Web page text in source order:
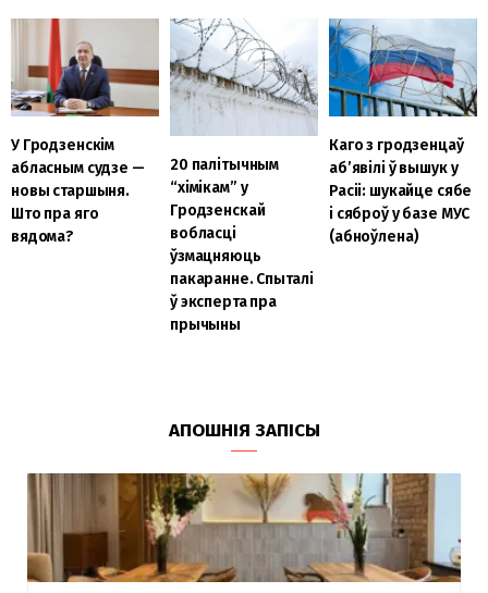
У Гродзенскім
абласным судзе —
новы старшыня.
Што пра яго
вядома?
20 палітычным
“хімікам” у
Гродзенскай
вобласці
ўзмацняюць
пакаранне. Спыталі
ў эксперта пра
прычыны
Каго з гродзенцаў
аб’явілі ў вышук у
Расіі: шукайце сябе
і сяброў у базе МУС
(абноўлена)
АПОШНІЯ ЗАПІСЫ